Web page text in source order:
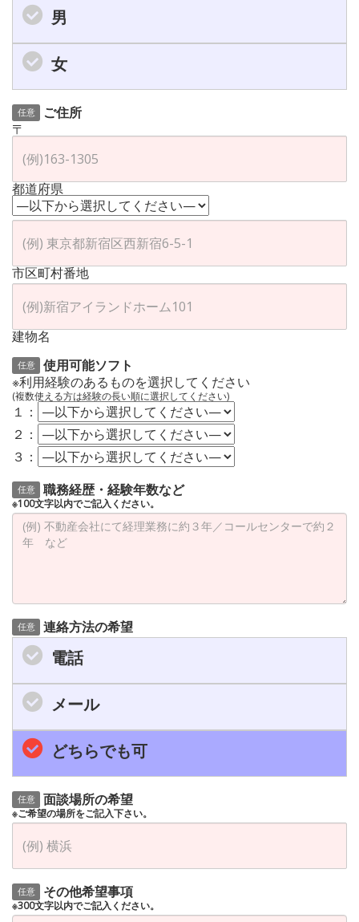
男
女
任意
ご住所
〒
都道府県
市区町村番地
建物名
任意
使用可能ソフト
※利用経験のあるものを選択してください
(複数使える方は経験の長い順に選択してください)
１：
２：
３：
任意 職務経歴・経験年数など
※100文字以内でご記入ください。
任意 連絡方法の希望
電話
メール
どちらでも可
任意 面談場所の希望
※ご希望の場所をご記入下さい。
任意 その他希望事項
※300文字以内でご記入ください。